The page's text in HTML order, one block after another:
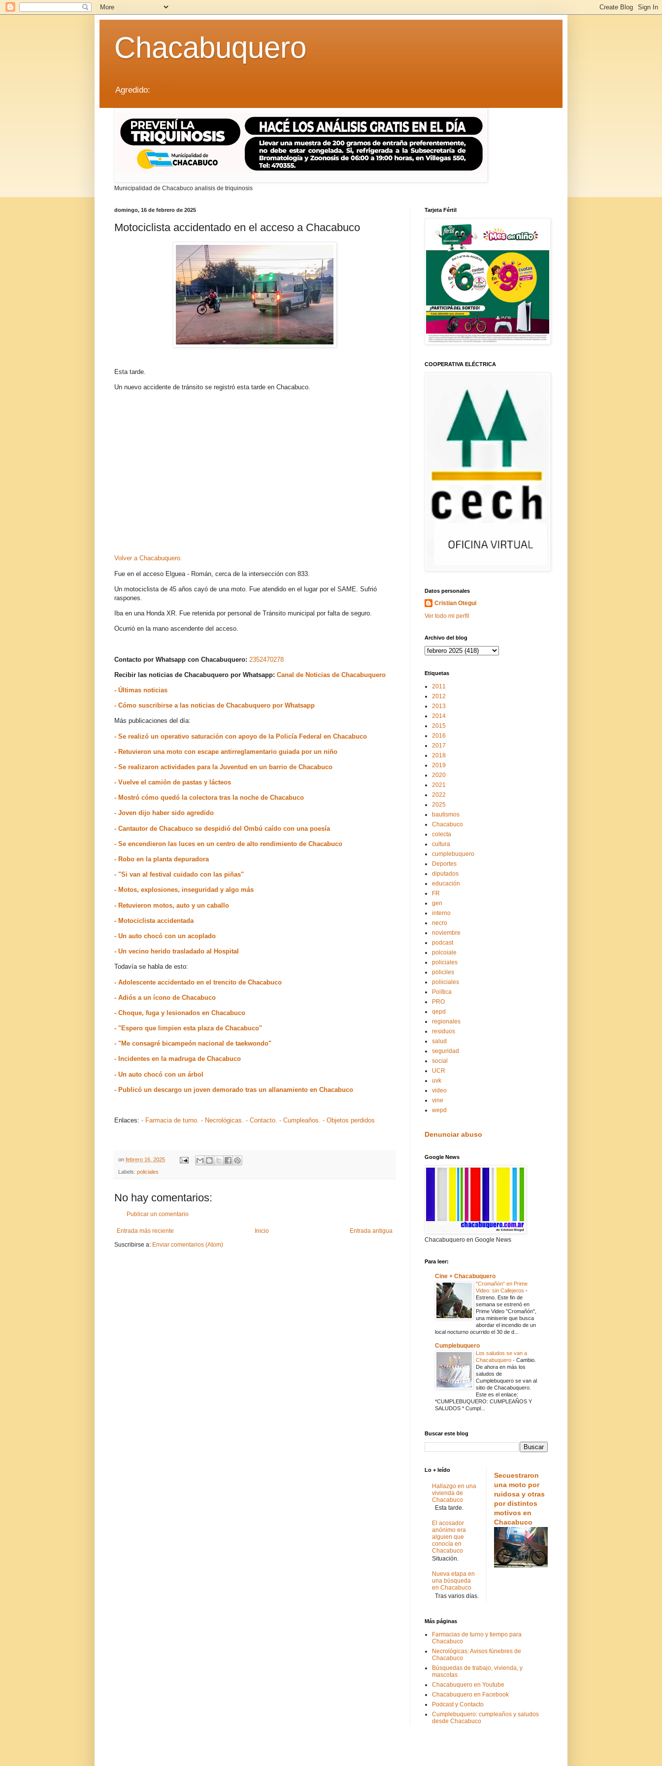
Chacabuquero
Agredido:
Municipalidad de Chacabuco analisis de triquinosis
domingo, 16 de febrero de 2025
Motociclista accidentado en el acceso a Chacabuco
Esta tarde.
Un nuevo accidente de tránsito se registró esta tarde en Chacabuco.
Volver a Chacabuquero.
Fue en el acceso Elguea - Román, cerca de la intersección con 833.
Un motociclista de 45 años cayó de una moto. Fue atendido en el lugar por el SAME. Sufrió
raspones.
Iba en una Honda XR. Fue retenida por personal de Tránsito municipal por falta de seguro.
Ocurrió en la mano ascendente del acceso.
Contacto por Whatsapp con Chacabuquero: 2352470278
Recibir las noticias de Chacabuquero por Whatsapp: Canal de Noticias de Chacabuquero
- Últimas noticias
- Cómo suscribirse a las noticias de Chacabuquero por Whatsapp
Más publicaciones del día:
- Se realizó un operativo saturación con apoyo de la Policía Federal en Chacabuco
- Retuvieron una moto con escape antirreglamentario guiada por un niño
- Se realizaron actividades para la Juventud en un barrio de Chacabuco
- Vuelve el camión de pastas y lácteos
- Mostró cómo quedó la colectora tras la noche de Chacabuco
- Joven dijo haber sido agredido
- Cantautor de Chacabuco se despidió del Ombú caído con una poesía
- Se encendieron las luces en un centro de alto rendimiento de Chacabuco
- Robo en la planta depuradora
- "Si van al festival cuidado con las piñas"
- Motos, explosiones, inseguridad y algo más
- Retuvieron motos, auto y un caballo
- Motociclista accidentada
- Un auto chocó con un acoplado
- Un vecino herido trasladado al Hospital
Todavía se habla de esto:
- Adolescente accidentado en el trencito de Chacabuco
- Adiós a un ícono de Chacabuco
- Choque, fuga y lesionados en Chacabuco
- "Espero que limpien esta plaza de Chacabuco"
- "Me consagré bicampeón nacional de taekwondo"
- Incidentes en la madruga de Chacabuco
- Un auto chocó con un árbol
- Publicó un descargo un joven demorado tras un allanamiento en Chacabuco
Enlaces: - Farmacia de turno. - Necrológicas. - Contacto. - Cumpleaños. - Objetos perdidos
on febrero 16, 2025
Labels: policiales
No hay comentarios:
Publicar un comentario
Entrada más reciente Entrada antigua
Inicio
Suscribirse a: Enviar comentarios (Atom)
Tarjeta Fértil
COOPERATIVA ELÉCTRICA
Datos personales
Cristian Otegui
Ver todo mi perfil
Archivo del blog
Etiquetas
2011
2012
2013
2014
2015
2016
2017
2018
2019
2020
2021
2022
2025
bautismos
Chacabuco
colecta
cultura
cumplebuquero
Deportes
diputados
educación
FR
gen
interno
necro
noviembre
podcast
polcoiale
policiales
policiles
poliiciales
Política
PRO
qepd
regionales
residuos
salud
seguridad
social
UCR
uvk
video
vine
wepd
Denunciar abuso
Google News
Chacabuquero en Google News
Para leer:
Cine + Chacabuquero
"Cromañón" en Prime
Video: sin Callejeros -
Estreno. Este fin de
semana se estrenó en
Prime Video "Cromañón",
una miniserie que busca
abordar el incendio de un
local nocturno ocurrido el 30 de d...
Cumplebuquero
Los saludos se van a
Chacabuquero - Cambio.
De ahora en más los
saludos de
Cumplebuquero se van al
sitio de Chacabuquero.
Este es el enlace:
*CUMPLEBUQUERO: CUMPLEAÑOS Y
SALUDOS * Cumpl...
Buscar este blog
Lo + leído
Hallazgo en una
vivienda de
Chacabuco
Esta tarde.
El acosador
anónimo era
alguien que
conocía en
Chacabuco
Situación.
Nueva etapa en
una búsqueda
en Chacabuco
Tras varios días.
Secuestraron
una moto por
ruidosa y otras
por distintos
motivos en
Chacabuco
Más páginas
Farmacias de turno y tiempo para
Chacabuco
Necrológicas: Avisos fúnebres de
Chacabuco
Búsquedas de trabajo, vivienda, y
mascotas
Chacabuquero en Youtube
Chacabuquero en Facebook
Podcast y Contacto
Cumplebuquero: cumpleaños y saludos
desde Chacabuco